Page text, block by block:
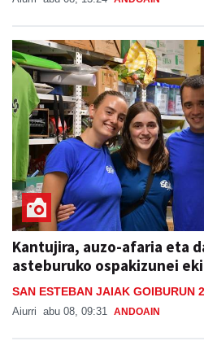
Kantujira, auzo-afaria eta
asteburuko ospakizunei
SAN ESTEBAN JAIAK GOIBURUN
Aiurri abu 08, 09:31 ANDOAIN